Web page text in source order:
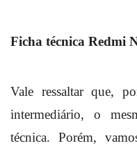
Ficha técnica Redmi
Vale ressaltar que,
intermediário, o
técnica. Porém,